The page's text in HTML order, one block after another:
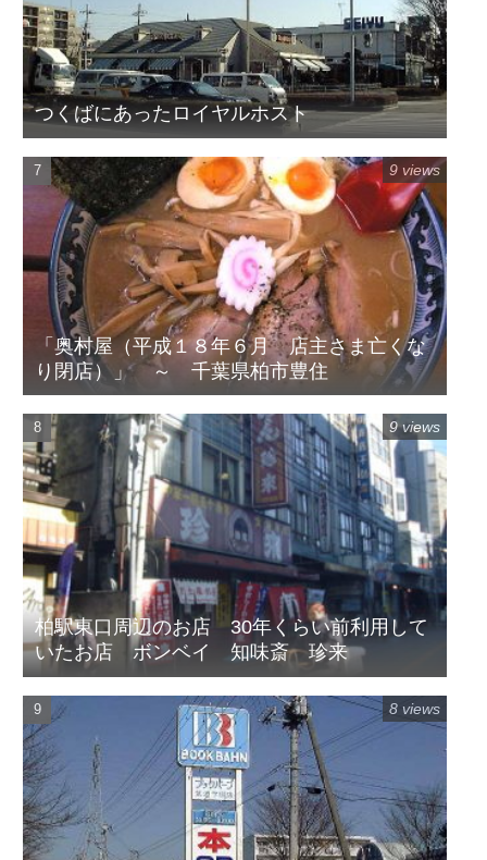
つくばにあったロイヤルホスト
「奥村屋（平成１８年６月 店主さま亡くな
り閉店）」 ～ 千葉県柏市豊住
9 views
柏駅東口周辺のお店 30年くらい前利用して
いたお店 ボンベイ 知味斎 珍来
9 views
8 views